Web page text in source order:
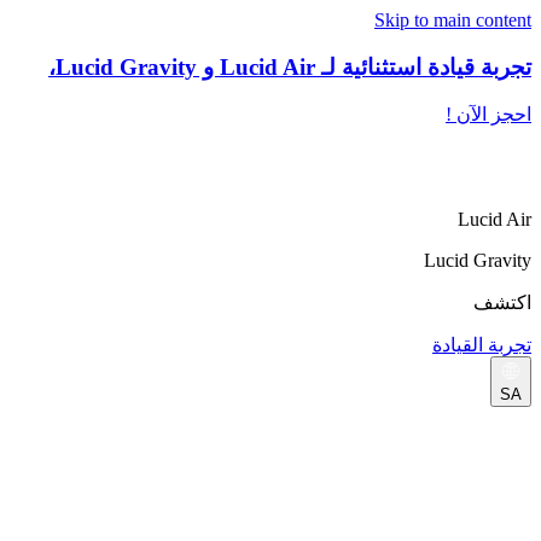
Skip to main content
تجربة قيادة استثنائية لـ Lucid Air و Lucid Gravity،
احجز الآن !
Lucid Air
Lucid Gravity
اكتشف
تجربة القيادة
SA